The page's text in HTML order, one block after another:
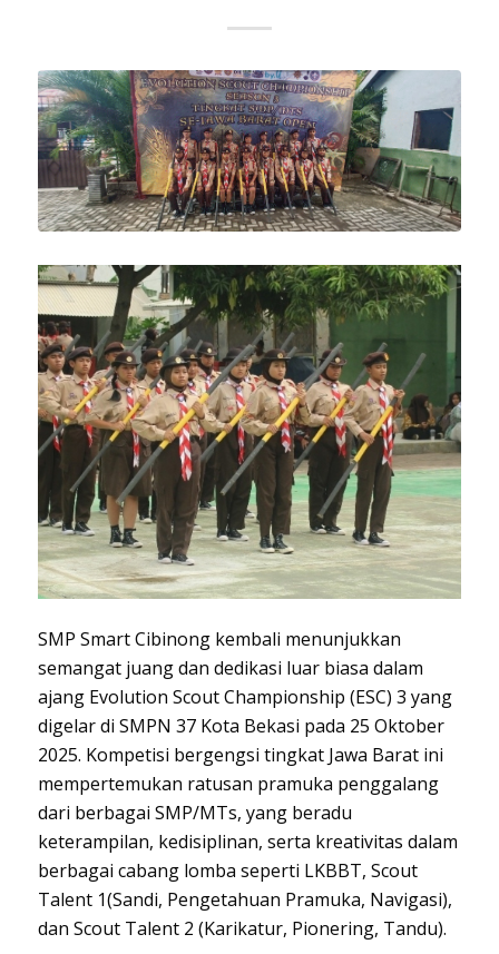
SMP Smart Cibinong kembali menunjukkan
semangat juang dan dedikasi luar biasa dalam
ajang Evolution Scout Championship (ESC) 3 yang
digelar di SMPN 37 Kota Bekasi pada 25 Oktober
2025. Kompetisi bergengsi tingkat Jawa Barat ini
mempertemukan ratusan pramuka penggalang
dari berbagai SMP/MTs, yang beradu
keterampilan, kedisiplinan, serta kreativitas dalam
berbagai cabang lomba seperti LKBBT, Scout
Talent 1(Sandi, Pengetahuan Pramuka, Navigasi),
dan Scout Talent 2 (Karikatur, Pionering, Tandu).